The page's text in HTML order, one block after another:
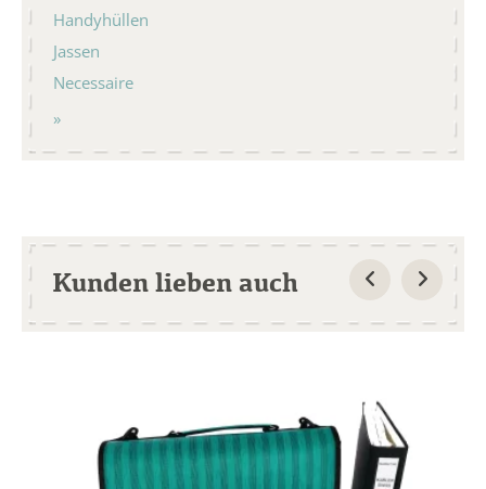
Handyhüllen
Jassen
Necessaire
Kunden lieben auch